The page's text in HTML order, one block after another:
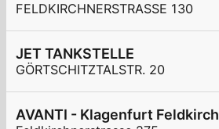
FELDKIRCHNERSTRASSE 130
JET TANKSTELLE
GÖRTSCHITZTALSTR. 20